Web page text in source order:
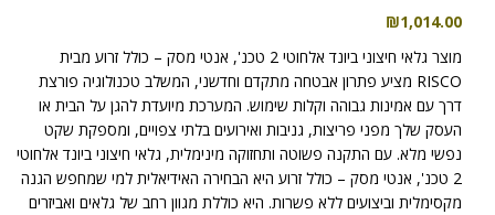
₪1,014.00
מוצר גלאי חיצוני ביונד אלחוטי 2 טכנ', אנטי מסק – כולל זרוע מבית
RISCO מציע פתרון אבטחה מתקדם וחדשני, המשלב טכנולוגיה פורצת
דרך עם אמינות גבוהה וקלות שימוש. המערכת מיועדת להגן על הבית או
העסק שלך מפני פריצות, גניבות ואירועים בלתי צפויים, ומספקת שקט
נפשי מלא. עם התקנה פשוטה ותחזוקה מינימלית, גלאי חיצוני ביונד אלחוטי
2 טכנ', אנטי מסק – כולל זרוע היא הבחירה האידיאלית למי שמחפש הגנה
מקסימלית וביצועים ללא פשרות. היא כוללת מגוון רחב של גלאים ואביזרים